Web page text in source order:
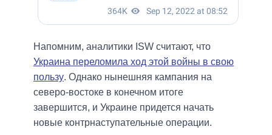
Напомним, аналитики ISW считают, что
Украина переломила ход этой войны в свою
пользу. Однако нынешняя кампания на
северо-востоке в конечном итоге
завершится, и Украине придется начать
новые контрнаступательные операции.